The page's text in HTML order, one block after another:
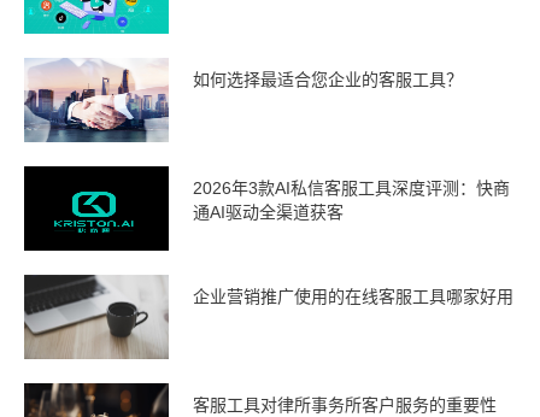
如何选择最适合您企业的客服工具？
2026年3款AI私信客服工具深度评测：快商
通AI驱动全渠道获客
企业营销推广使用的在线客服工具哪家好用
客服工具对律所事务所客户服务的重要性